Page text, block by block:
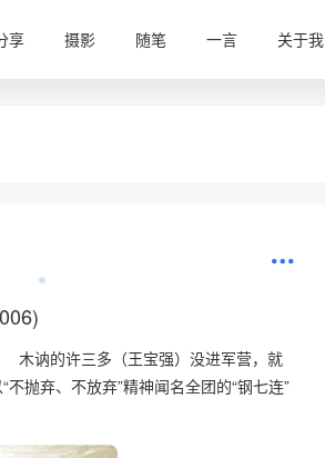
享 摄影 随笔 一言 关于我
木讷的许三多（王宝强）没进军营，就
不抛弃、不放弃”精神闻名全团的“钢七连”